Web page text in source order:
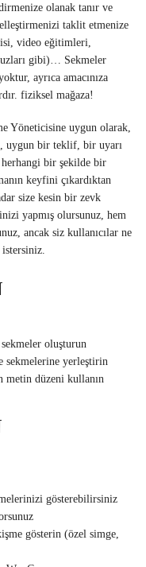
olanak tanır ve
taklit etmenize
video eğitimleri,
gibi)… Sekmeler
ayrıca amacınıza
fiziksel mağaza!
Yöneticisine uygun olarak,
uygun bir teklif, bir uyarı
bir şekilde bir
keyfini çıkardıktan
size kesin bir zevk
yapmış olursunuz, hem
ancak siz kullanıcılar ne
istersiniz.
oluşturun
sekmelerine yerleştirin
düzeni kullanın
gösterebilirsiniz
gösterin (özel simge,